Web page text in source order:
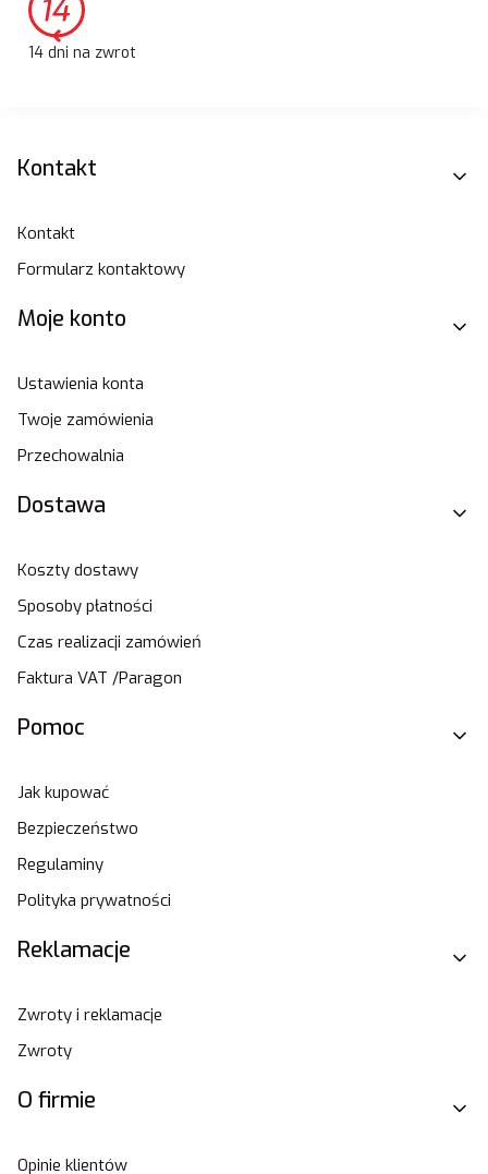
14 dni na zwrot
Linki w stopce
Kontakt
Kontakt
Formularz kontaktowy
Moje konto
Ustawienia konta
Twoje zamówienia
Przechowalnia
Dostawa
Koszty dostawy
Sposoby płatności
Czas realizacji zamówień
Faktura VAT /Paragon
Pomoc
Jak kupować
Bezpieczeństwo
Regulaminy
Polityka prywatności
Reklamacje
Zwroty i reklamacje
Zwroty
O firmie
Opinie klientów